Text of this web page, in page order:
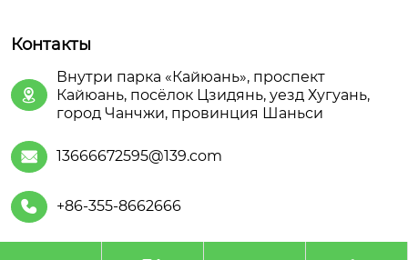
Контакты

Внутри парка «Кайюань», проспект
Кайюань, посёлок Цзидянь, уезд Хугуань,
город Чанчжи, провинция Шаньси
 13666672595@139.com
 +86-355-8662666